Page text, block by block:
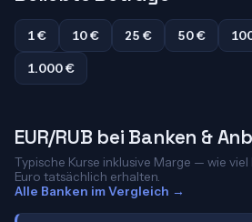
1 € 10 € 25 € 50 €
1.000 €
EUR/RUB bei Banken &
Typische Kurse inklusive Marge — wie viel
Euro tatsächlich erhalten.
Alle Banken im Vergleich →